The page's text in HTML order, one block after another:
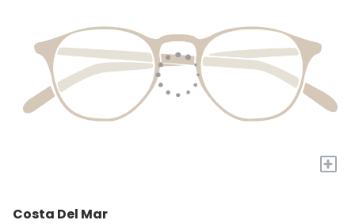
+
Costa Del Mar